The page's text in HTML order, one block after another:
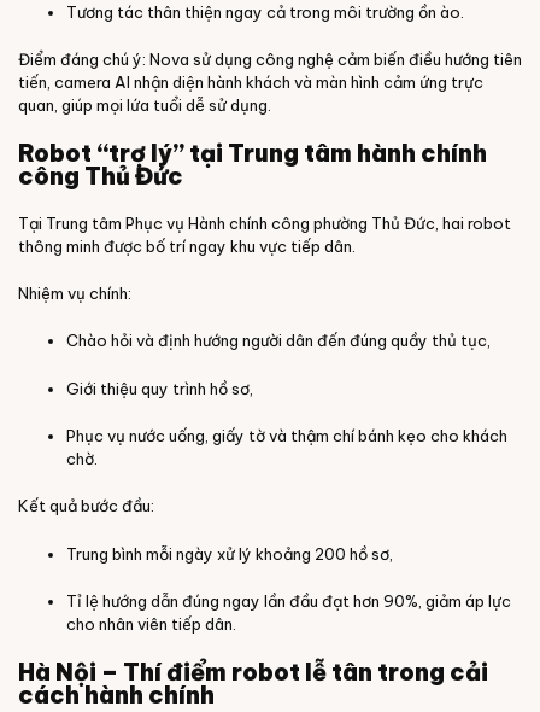
Tương tác thân thiện ngay cả trong môi trường ồn ào.
Điểm đáng chú ý: Nova sử dụng công nghệ cảm biến điều hướng tiên
tiến, camera AI nhận diện hành khách và màn hình cảm ứng trực
quan, giúp mọi lứa tuổi dễ sử dụng.
Robot “trợ lý” tại Trung tâm hành chính
công Thủ Đức
Tại Trung tâm Phục vụ Hành chính công phường Thủ Đức, hai robot
thông minh được bố trí ngay khu vực tiếp dân.
Nhiệm vụ chính:
Chào hỏi và định hướng người dân đến đúng quầy thủ tục,
Giới thiệu quy trình hồ sơ,
Phục vụ nước uống, giấy tờ và thậm chí bánh kẹo cho khách
chờ.
Kết quả bước đầu:
Trung bình mỗi ngày xử lý khoảng 200 hồ sơ,
Tỉ lệ hướng dẫn đúng ngay lần đầu đạt hơn 90%, giảm áp lực
cho nhân viên tiếp dân.
Hà Nội – Thí điểm robot lễ tân trong cải
cách hành chính